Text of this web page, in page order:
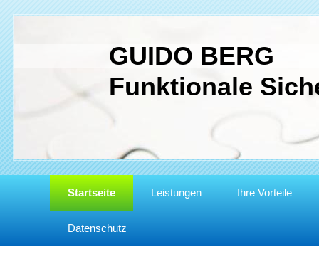
GUIDO BERG
Funktionale
Startseite Leistungen Ihre Vorteile
Datenschutz